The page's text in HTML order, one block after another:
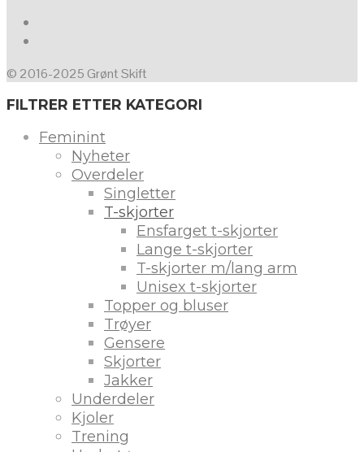
© 2016-2025 Grønt Skift
FILTRER ETTER KATEGORI
Feminint
Nyheter
Overdeler
Singletter
T-skjorter
Ensfarget t-skjorter
Lange t-skjorter
T-skjorter m/lang arm
Unisex t-skjorter
Topper og bluser
Trøyer
Gensere
Skjorter
Jakker
Underdeler
Kjoler
Trening